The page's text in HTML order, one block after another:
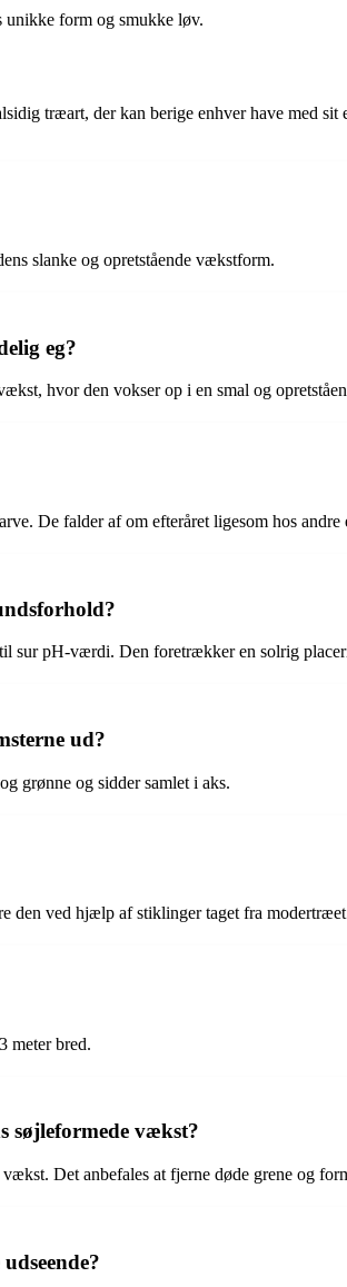
unikke form og smukke løv.
træart, der kan berige enhver have med
slanke og opretstående vækstform.
eg?
hvor den vokser op i en smal og
De falder af om efteråret ligesom hos andre
sur pH-værdi. Den foretrækker en solrig
ud?
grønne og sidder samlet i aks.
den ved hjælp af stiklinger taget fra
meter bred.
søjleformede vækst?
Det anbefales at fjerne døde grene og